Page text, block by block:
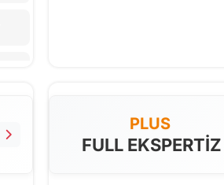
PLUS
FULL EKSPERTİZ